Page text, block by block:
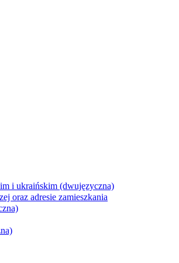
i ukraińskim (dwujęzyczna)
oraz adresie zamieszkania